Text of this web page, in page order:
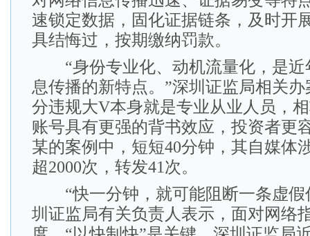
速锁定数据，固化证据链条，及时开
具结悔过，按期缴纳罚款。
“身份专业化、动机流量化，是近
息传播的新特点。”深圳证监局相关
分违规大V本身就是专业从业人员，
账号具有更强的背书效应，投资者更
某的案例中，短短40分钟，其自媒体
超2000次，转发41次。
“快一分钟，就可能阻断一条虚假
圳证监局有关负责人表示，面对网络